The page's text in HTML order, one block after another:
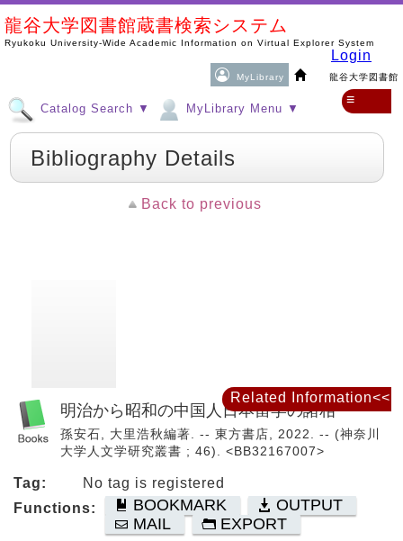
龍谷大学図書館蔵書検索システム
Ryukoku University-Wide Academic Information on Virtual Explorer System
MyLibrary 龍谷大学図書館
Login
Catalog Search ▼ MyLibrary Menu ▼
≡
Bibliography Details
Back to previous
明治から昭和の中国人日本留学の諸相
孫安石, 大里浩秋編著. -- 東方書店, 2022. -- (神奈川
大学人文学研究叢書 ; 46). <BB32167007>
Tag:
No tag is registered
Functions:
BOOKMARK
OUTPUT
MAIL
EXPORT
Related Information<<